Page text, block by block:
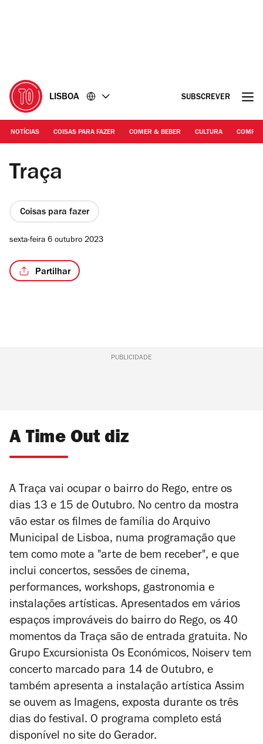
LISBOA SUBSCREVER
NOTÍCIAS COISAS PARA FAZER COMER & BEBER CULTURA
©Vera Marmelo | Noiserv
Traça
Coisas para fazer
sexta-feira 6 outubro 2023
Partilhar
PUBLICIDADE
A Time Out diz
A Traça vai ocupar o bairro do Rego, entre os
dias 13 e 15 de Outubro. No centro da mostra
vão estar os filmes de família do Arquivo
Municipal de Lisboa, numa programação que
tem como mote a "arte de bem receber", e que
inclui concertos, sessões de cinema,
performances, workshops, gastronomia e
instalações artísticas. Apresentados em vários
espaços improváveis do bairro do Rego, os 40
momentos da Traça são de entrada gratuita. No
Grupo Excursionista Os Económicos, Noiserv tem
concerto marcado para 14 de Outubro, e
também apresenta a instalação artística Assim
se ouvem as Imagens, exposta durante os três
dias do festival. O programa completo está
disponível no site do Gerador.